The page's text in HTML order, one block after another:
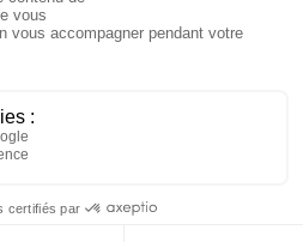
sans fil
bien choisir et
installations